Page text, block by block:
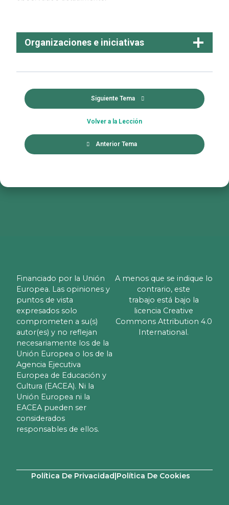
Organizaciones e iniciativas
Anterior Tema
Volver a la Lección
Siguiente Tema
Financiado por la Unión
Europea. Las opiniones y
puntos de vista
expresados solo
comprometen a su(s)
autor(es) y no reflejan
necesariamente los de la
Unión Europea o los de la
Agencia Ejecutiva
Europea de Educación y
Cultura (EACEA). Ni la
Unión Europea ni la
EACEA pueden ser
considerados
responsables de ellos.
A menos que se indique lo
contrario, este
trabajo está bajo la
licencia Creative
Commons Attribution 4.0
International.
Política De Privacidad Política De Cookies